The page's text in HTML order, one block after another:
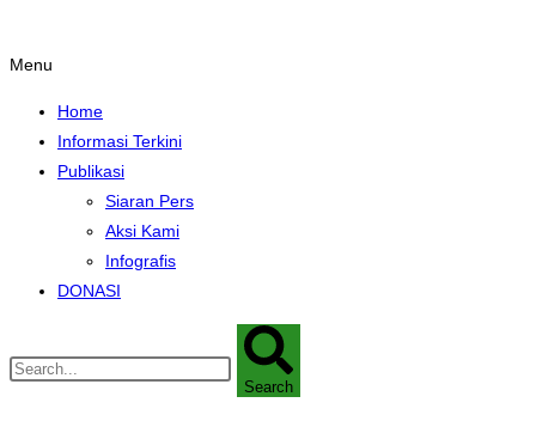
Menu
Home
Informasi Terkini
Publikasi
Siaran Pers
Aksi Kami
Infografis
DONASI
Search